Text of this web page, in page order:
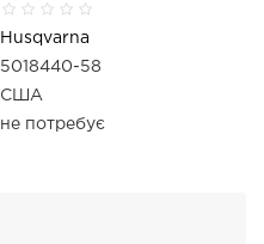
Husqvarna
5018440-58
США
не потребує